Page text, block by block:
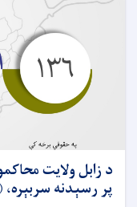
پر رسېدنه سربېره، (۴۳) وثیقې هم اجرا کړې دي